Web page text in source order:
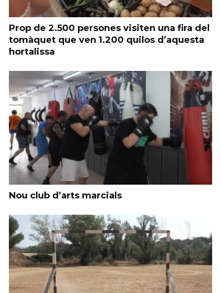
Prop de 2.500 persones visiten una fira del
tomàquet que ven 1.200 quilos d’aquesta
hortalissa
Nou club d’arts marcials